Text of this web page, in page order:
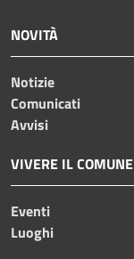
NOVITÀ
Notizie
Comunicati
Avvisi
VIVERE IL COMUNE
Eventi
Luoghi